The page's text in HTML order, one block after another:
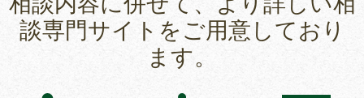
談専門サイトをご用意しており
ます。